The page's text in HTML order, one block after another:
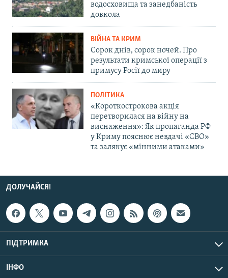
водосховища та занедбаність
довкола
ВІЙНА ТА КРИМ
Сорок днів, сорок ночей. Про
результати кримської операції з
примусу Росії до миру
ПОЛІТИКА
«Короткострокова акція
перетворилася на війну на
виснаження»: Як пропаганда РФ
у Криму пояснює невдачі «СВО»
та залякує «мінними атаками»
ДОЛУЧАЙСЯ!
ПІДТРИМКА
ІНФО